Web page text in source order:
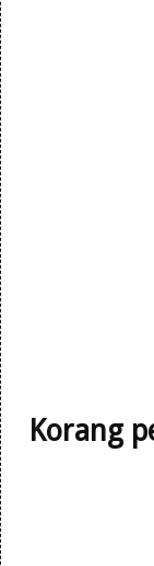
Korang